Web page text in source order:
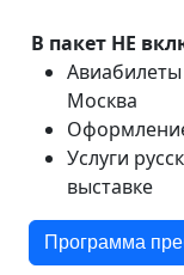
В пакет НЕ
Москва
Услуги
выставке
Программа